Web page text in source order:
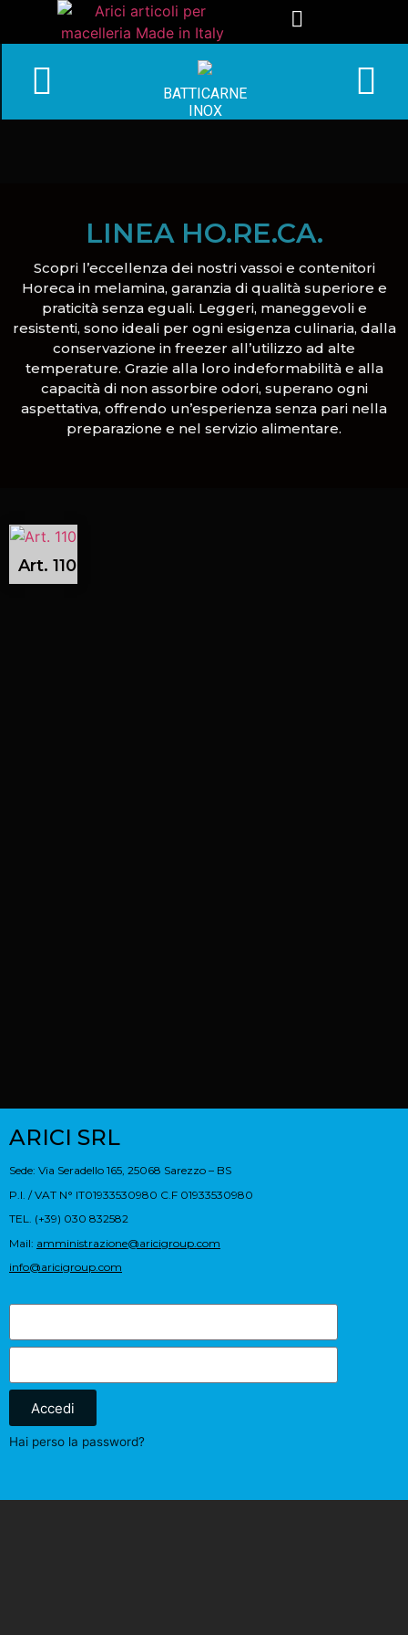
BATTICARNE
INOX
LINEA HO.RE.CA.
Scopri l’eccellenza dei nostri vassoi e contenitori
Horeca in melamina, garanzia di qualità superiore e
praticità senza eguali. Leggeri, maneggevoli e
resistenti, sono ideali per ogni esigenza culinaria, dalla
conservazione in freezer all’utilizzo ad alte
temperature. Grazie alla loro indeformabilità e alla
capacità di non assorbire odori, superano ogni
aspettativa, offrendo un’esperienza senza pari nella
preparazione e nel servizio alimentare.
Art. 110
ARICI SRL
Sede: Via Seradello 165, 25068 Sarezzo – BS
P.I. / VAT N° IT01933530980 C.F 01933530980
TEL. (+39) 030 832582
Mail: amministrazione@aricigroup.com
info@aricigroup.com
Accedi
Hai perso la password?